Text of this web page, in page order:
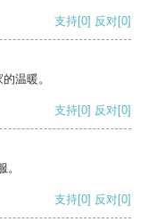
支持[0] 反对[0]
温暖。
支持[0] 反对[0]
支持[0] 反对[0]